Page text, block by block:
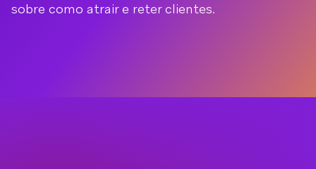
sobre como atrair e reter clientes.